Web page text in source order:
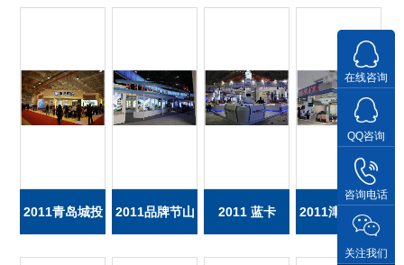
VIEW MORE
2011青岛城投
VIEW MORE
2011品牌节山
西
VIEW MORE
2011 蓝卡
VIEW
2011津洽会天
津
在线咨询
QQ咨询
咨询电话
关注我们